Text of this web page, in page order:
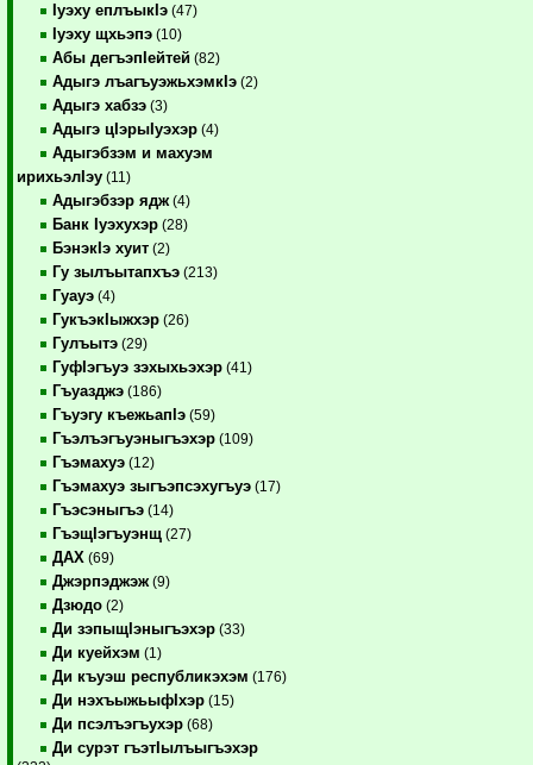
Iуэху еплъыкIэ (47)
Iуэху щхьэпэ (10)
Абы дегъэпIейтей (82)
Адыгэ лъагъуэжьхэмкIэ (2)
Адыгэ хабзэ (3)
Адыгэ цIэрыIуэхэр (4)
Адыгэбзэм и махуэм
ирихьэлIэу (11)
Адыгэбзэр ядж (4)
Банк Iуэхухэр (28)
БэнэкIэ хуит (2)
Гу зылъытапхъэ (213)
Гуауэ (4)
ГукъэкIыжхэр (26)
Гулъытэ (29)
ГуфIэгъуэ зэхыхьэхэр (41)
Гъуазджэ (186)
Гъуэгу къежьапIэ (59)
Гъэлъэгъуэныгъэхэр (109)
Гъэмахуэ (12)
Гъэмахуэ зыгъэпсэхугъуэ (17)
Гъэсэныгъэ (14)
ГъэщIэгъуэнщ (27)
ДАХ (69)
Джэрпэджэж (9)
Дзюдо (2)
Ди зэпыщIэныгъэхэр (33)
Ди куейхэм (1)
Ди къуэш республикэхэм (176)
Ди нэхъыжьыфIхэр (15)
Ди псэлъэгъухэр (68)
Ди сурэт гъэтIылъыгъэхэр